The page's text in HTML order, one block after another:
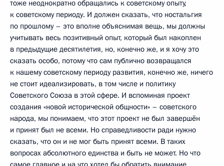
тоже неоднократно обращались к советскому опыту,
к советскому периоду. И должен сказать, что ностальгия
по прошлому – это вполне объяснимая вещь, мы должны
учитывать весь позитивный опыт, который был накоплен
в предыдущие десятилетия, но, конечно же, и я хочу это
сказать особо, потому что сам публично возвращался
к нашему советскому периоду развития, конечно же, ничего
не стоит идеализировать, в том числе и политику
Советского Союза в этой сфере. И вспоминая проект
создания «новой исторической общности» – советского
народа, мы понимаем, что этот проект не был завершён
и принят был не всеми. Но справедливости ради нужно
сказать, что он и не мог быть принят всеми. В таких
вопросах абсолютного единства и быть не может. Но что